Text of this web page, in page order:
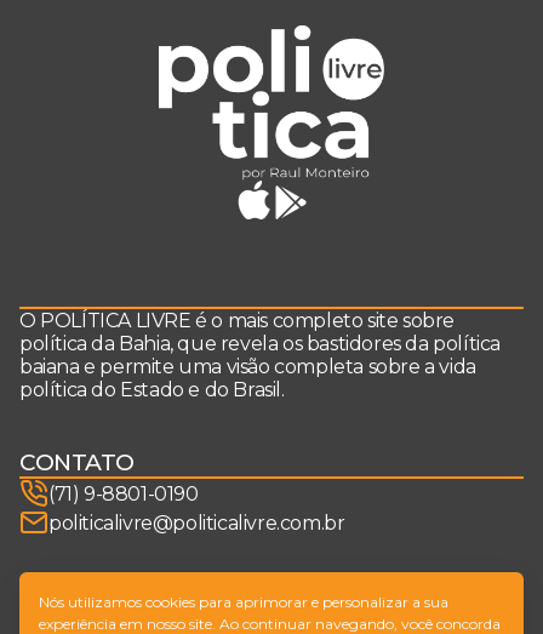
O POLÍTICA LIVRE é o mais completo site sobre
política da Bahia, que revela os bastidores da política
baiana e permite uma visão completa sobre a vida
política do Estado e do Brasil.
CONTATO
(71) 9-8801-0190
politicalivre@politicalivre.com.br
SIGA-NOS
Nós utilizamos cookies para aprimorar e personalizar a sua
experiência em nosso site. Ao continuar navegando, você concorda